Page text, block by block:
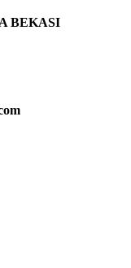
BEKASI